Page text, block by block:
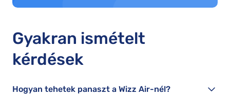
Gyakran ismételt
kérdések
Hogyan tehetek panaszt a Wizz Air-nél?